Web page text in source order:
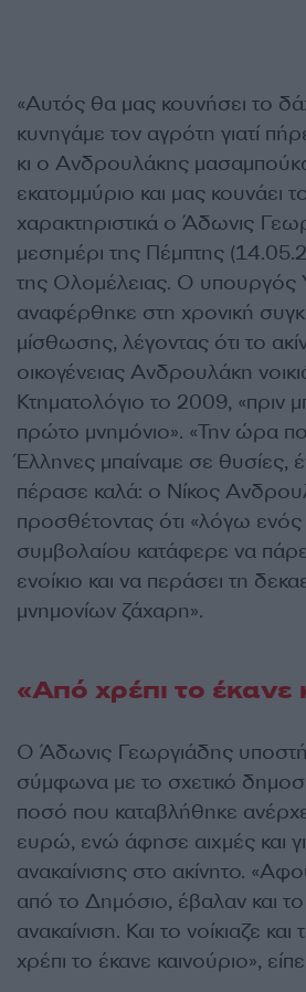
«Αυτός θα μας κουνήσει το
κυνηγάμε τον αγρότη γιατί
κι ο Ανδρουλάκης
εκατομμύριο και μας κουνάει
χαρακτηριστικά ο Άδωνις
μεσημέρι της Πέμπτης
της Ολομέλειας. Ο υπουργός
αναφέρθηκε στη χρονική
μίσθωσης, λέγοντας ότι το
οικογένειας Ανδρουλάκη
Κτηματολόγιο το 2009, «πριν
πρώτο μνημόνιο». «Την ώρα
Έλληνες μπαίναμε σε
πέρασε καλά: ο Νίκος
προσθέτοντας ότι «λόγω
συμβολαίου κατάφερε να
ενοίκιο και να περάσει τη
μνημονίων ζάχαρη».
«Από χρέπι το έκανε
Ο Άδωνις Γεωργιάδης
σύμφωνα με το σχετικό
ποσό που καταβλήθηκε
ευρώ, ενώ άφησε αιχμές και
ανακαίνισης στο ακίνητο.
από το Δημόσιο, έβαλαν και
ανακαίνιση. Και το νοίκιαζε
χρέπι το έκανε καινούριο»,